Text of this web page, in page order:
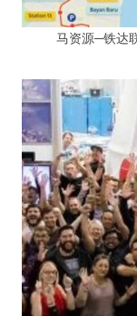
马资源─铁达